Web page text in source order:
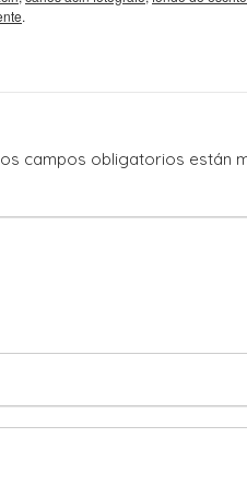
.
campos obligatorios están